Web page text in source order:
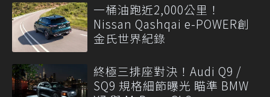
一桶油跑近2,000公里！
Nissan Qashqai e-POWER創
金氏世界紀錄
終極三排座對決！Audi Q9 /
SQ9 規格細節曝光 瞄準 BMW